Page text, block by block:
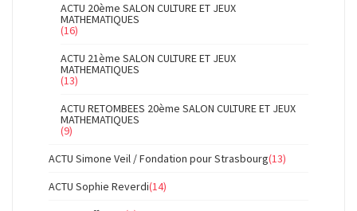
ACTU 20ème SALON CULTURE ET JEUX
MATHEMATIQUES
(16)
ACTU 21ème SALON CULTURE ET JEUX
MATHEMATIQUES
(13)
ACTU RETOMBEES 20ème SALON CULTURE ET JEUX
MATHEMATIQUES
(9)
ACTU Simone Veil / Fondation pour Strasbourg(13)
ACTU Sophie Reverdi(14)